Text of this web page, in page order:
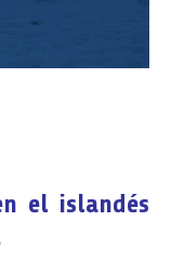
el islandés